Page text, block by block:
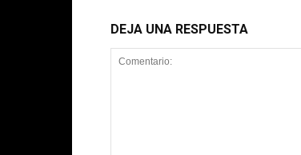
DEJA UNA RESPUESTA